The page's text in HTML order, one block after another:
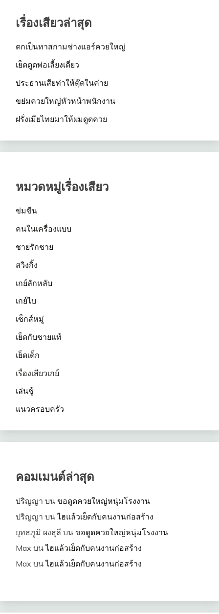
เรื่องเสียวล่าสุด
ตกเป็นทาสกามช่างแอร์ควยใหญ่
เย็ดตูดพ่อเลี้ยงเดี่ยว
ประธานเสียท่าให้ตุ๊ดในค่าย
ขย่มควยใหญ่หัวหน้าพนักงาน
ฝรั่งเมียไทยมาให้ผมดูดควย
หมวดหมู่เรื่องเสียว
ข่มขืน
คนในเครื่องแบบ
ชายรักชาย
สวิงกิ้ง
เกย์ลักหลับ
เกย์ไบ
เซ็กส์หมู่
เย็ดกับชายแท้
เย็ดเด็ก
เรื่องเสียวเกย์
เล่นชู้
แนวครอบครัว
คอมเมนต์ล่าสุด
ปริญญา บน ขอดูดควยใหญ่หนุ่มโรงงาน
ปริญญา บนไฮแล้วเย็ดกับคนงานก่อสร้าง
ยุทธภูมิ ผงธุลี บน ขอดูดควยใหญ่หนุ่มโรงงาน
Max บนไฮแล้วเย็ดกับคนงานก่อสร้าง
Max บนไฮแล้วเย็ดกับคนงานก่อสร้าง